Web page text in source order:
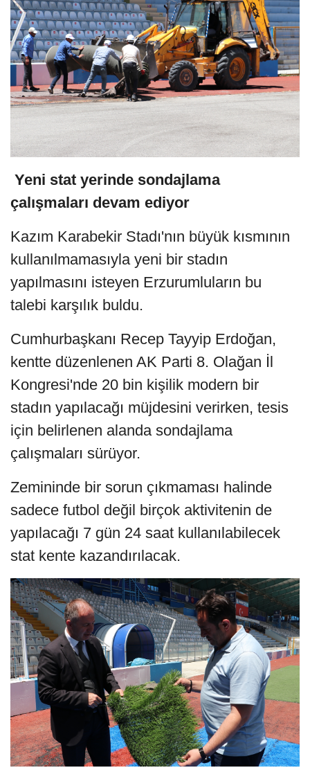
Yeni stat yerinde sondajlama
çalışmaları devam ediyor
Kazım Karabekir Stadı'nın büyük kısmının
kullanılmamasıyla yeni bir stadın
yapılmasını isteyen Erzurumluların bu
talebi karşılık buldu.
Cumhurbaşkanı Recep Tayyip Erdoğan,
kentte düzenlenen AK Parti 8. Olağan İl
Kongresi'nde 20 bin kişilik modern bir
stadın yapılacağı müjdesini verirken, tesis
için belirlenen alanda sondajlama
çalışmaları sürüyor.
Zemininde bir sorun çıkmaması halinde
sadece futbol değil birçok aktivitenin de
yapılacağı 7 gün 24 saat kullanılabilecek
stat kente kazandırılacak.